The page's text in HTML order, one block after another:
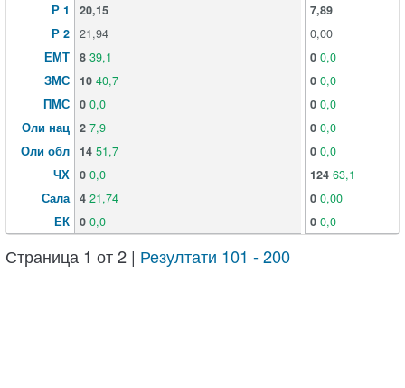
Р 1
Р 2
ЕМТ
ЗМС
ПМС
Оли нац
Оли обл
ЧХ
Сала
ЕК
20,15
21,94
8 39,1
10 40,7
0 0,0
2 7,9
14 51,7
0 0,0
4 21,74
0 0,0
7,89
0,00
0 0,0
0 0,0
0 0,0
0 0,0
0 0,0
124 63,1
0 0,00
0 0,0
Страница 1 от 2 | Резултати 101 - 200